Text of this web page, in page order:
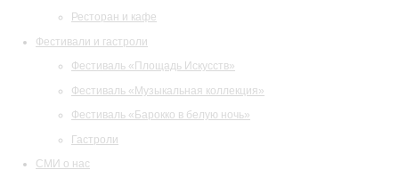
Ресторан и кафе
Фестивали и гастроли
Фестиваль «Площадь Искусств»
Фестиваль «Музыкальная коллекция»
Фестиваль «Барокко в белую ночь»
Гастроли
СМИ о нас